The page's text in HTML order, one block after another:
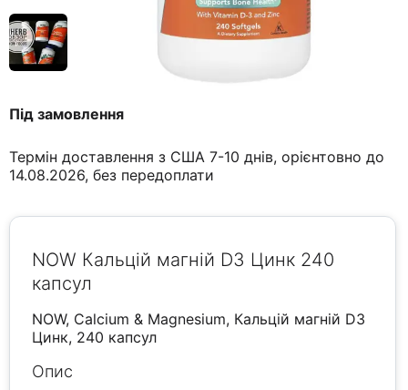
Під замовлення
Термін доставлення з США 7-10 днів, орієнтовно до
14.08.2026, без передоплати
NOW Кальцій магній D3 Цинк 240
капсул
NOW, Calcium & Magnesium, Кальцій магній D3
Цинк, 240 капсул
Опис